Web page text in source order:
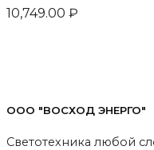
10,749.00 ₽
ООО "ВОСХОД ЭНЕРГО"
Светотехника любой